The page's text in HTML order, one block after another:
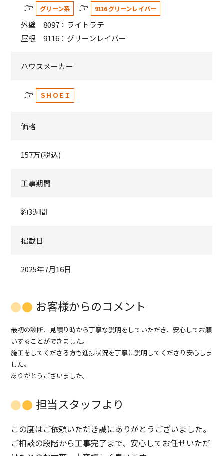
グリーン系
9116 グリーンレイバー
外壁 8097：ライトラテ
屋根 9116：グリーンレイバー
ハウスメーカー
ＳＨＯＥＩ
価格
157万(税込)
工事期間
約3週間
掲載日
2025年7月16日
お客様からのコメント
最初の診断、見積り時から丁寧な説明をしていただき、安心してお願
いすることができました。
施工をしてくださる方も進捗状況を丁寧に説明してくださり安心しま
した。
ありがとうございました。
担当スタッフより
この度はご依頼いただき誠にありがとうございました。
ご相談の段階から工事完了まで、安心してお任せいただ